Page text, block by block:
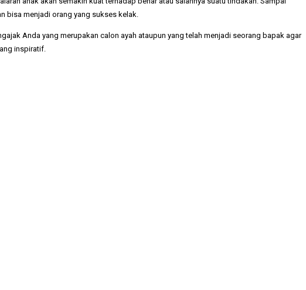
bisa menjadi orang yang sukses kelak.
Anda yang merupakan calon ayah ataupun yang telah menjadi seorang bapak agar
inspiratif.